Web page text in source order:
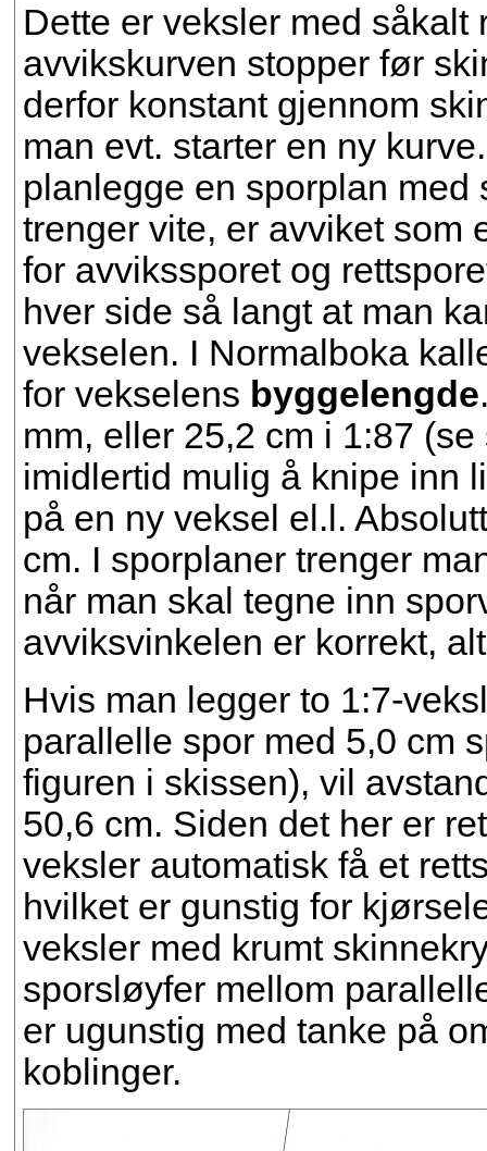
Dette er veksler med såkalt
avvikskurven stopper før
derfor konstant gjennom
man evt. starter en ny
planlegge en sporplan med
trenger vite, er avviket som
for avvikssporet og
hver side så langt at man
vekselen. I Normalboka
for vekselens byggelengde
mm, eller 25,2 cm i 1:87
imidlertid mulig å knipe inn
på en ny veksel el.l.
cm. I sporplaner trenger
når man skal tegne inn
avviksvinkelen er korrekt,
Hvis man legger to 1:7-
parallelle spor med 5,0 cm
figuren i skissen), vil
50,6 cm. Siden det her er
veksler automatisk få et
hvilket er gunstig for
veksler med krumt
sporsløyfer mellom
er ugunstig med tanke på
koblinger.